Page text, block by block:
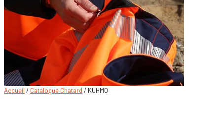
Accueil / Catalogue Chatard / KUHMO